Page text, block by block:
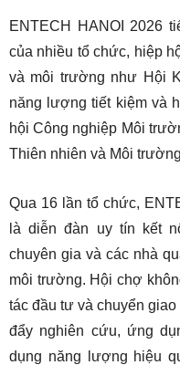
ENTECH HANOI 2026
của nhiều tổ chức, hiệp
và môi trường như Hội
năng lượng tiết kiệm và
hội Công nghiệp Môi
Thiên nhiên và Môi
Qua 16 lần tổ chức,
là diễn đàn uy tín kết
chuyên gia và các nhà
môi trường. Hội chợ
tác đầu tư và chuyển
đẩy nghiên cứu, ứng
dụng năng lượng hiệu